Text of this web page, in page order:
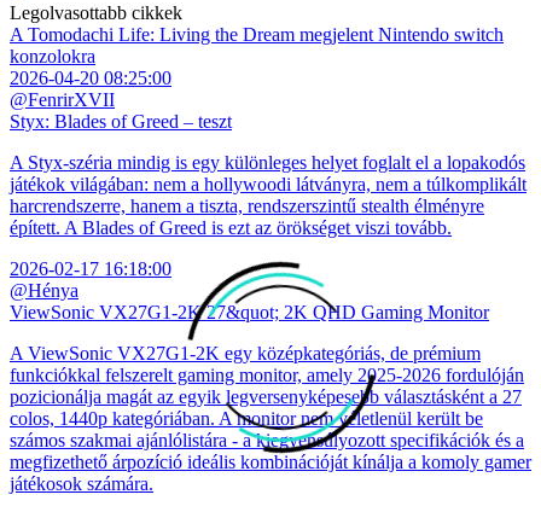
Legolvasottabb cikkek
A Tomodachi Life: Living the Dream megjelent Nintendo switch
konzolokra
2026-04-20 08:25:00
@FenrirXVII
Styx: Blades of Greed – teszt
A Styx-széria mindig is egy különleges helyet foglalt el a lopakodós
játékok világában: nem a hollywoodi látványra, nem a túlkomplikált
harcrendszerre, hanem a tiszta, rendszerszintű stealth élményre
épített. A Blades of Greed is ezt az örökséget viszi tovább.
2026-02-17 16:18:00
@Hénya
ViewSonic VX27G1-2K 27&quot; 2K QHD Gaming Monitor
A ViewSonic VX27G1-2K egy középkategóriás, de prémium
funkciókkal felszerelt gaming monitor, amely 2025-2026 fordulóján
pozicionálja magát az egyik legversenyképesebb választásként a 27
colos, 1440p kategóriában. A monitor nem véletlenül került be
számos szakmai ajánlólistára - a kiegyensúlyozott specifikációk és a
megfizethető árpozíció ideális kombinációját kínálja a komoly gamer
játékosok számára.